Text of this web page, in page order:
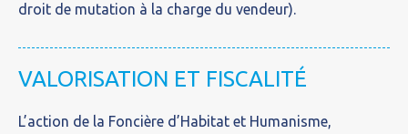
droit de mutation à la charge du vendeur).
VALORISATION ET FISCALITÉ
L’action de la Foncière d’Habitat et Humanisme,